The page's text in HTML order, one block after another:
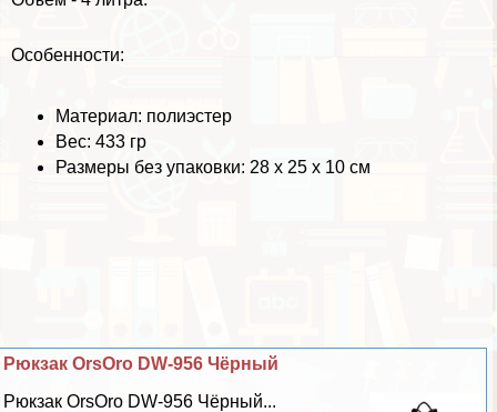
Особенности:
Материал: полиэстер
Вес: 433 гр
Размеры без упаковки: 28 х 25 х 10 см
Рюкзак OrsOro DW-956 Чёрный
Рюкзак OrsOro DW-956 Чёрный...